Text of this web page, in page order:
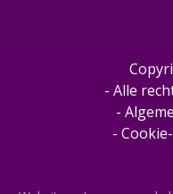
- Alle
-
-